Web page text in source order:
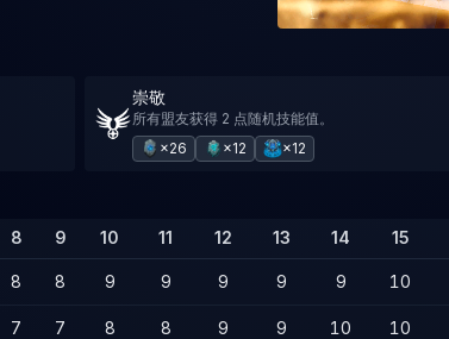
崇敬
所有盟友获得 2 点随机技能值。
×26
×12 ×12
8 9 10 11 12 13 14 15
8 8 9 9 9 9 9 10
7 7 8 8 9 9 10 10